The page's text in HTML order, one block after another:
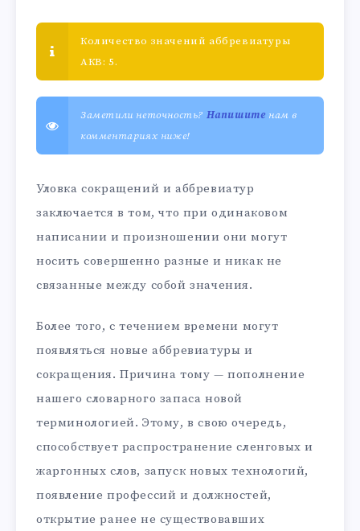
Количество значений аббревиатуры
АКВ: 5.
Заметили неточность? Напишитенам в
комментариях ниже!
Уловка сокращений и аббревиатур
заключается в том, что при одинаковом
написании и произношении они могут
носить совершенно разные и никак не
связанные между собой значения.
Более того, с течением времени могут
появляться новые аббревиатуры и
сокращения. Причина тому — пополнение
нашего словарного запаса новой
терминологией. Этому, в свою очередь,
способствует распространение сленговых и
жаргонных слов, запуск новых технологий,
появление профессий и должностей,
открытие ранее не существовавших